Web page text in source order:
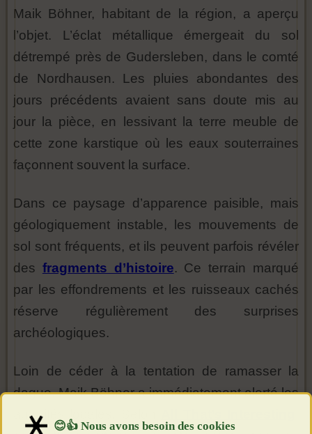
Maik Böhner, habitant de la région, a aperçu
l’objet. L’éclat métallique émergeait du sol
détrempé près de Gudersleben, dans le comté
de Nordhausen. Les pluies abondantes des
jours précédents avaient sans doute mis au
jour la pièce, en lessivant la terre meuble de
cette zone karstique où les eaux souterraines
façonnent souvent la surface.
Dans ce paysage d’apparence paisible, mais
géologiquement instable, les mouvements de
sol sont fréquents, et ils peuvent parfois révéler
des fragments d’histoire. Ce terrain marqué
par les effondrements et les ruisseaux cachés
réserve régulièrement des surprises
archéologiques.
Loin de céder à la tentation de ramasser la
dague, Maik Böhner a immédiatement alerté les
autorités locales. Selon